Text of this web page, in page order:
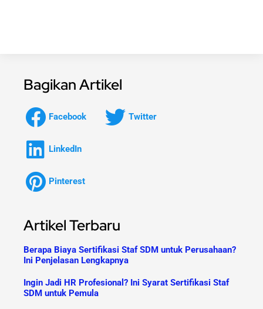
Bagikan Artikel
Facebook Twitter
LinkedIn
Pinterest
Artikel Terbaru
Berapa Biaya Sertifikasi Staf SDM untuk Perusahaan?
Ini Penjelasan Lengkapnya
Ingin Jadi HR Profesional? Ini Syarat Sertifikasi Staf
SDM untuk Pemula